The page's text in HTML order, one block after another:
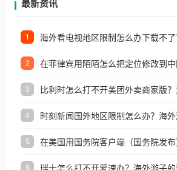
最新资讯
1
2
3
4
5
6